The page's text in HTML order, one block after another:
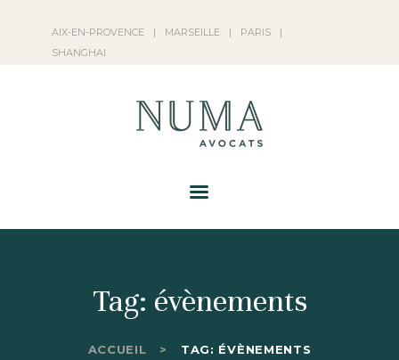
AIX-EN-PROVENCE | MARSEILLE | PARIS
|
SHANGHAI
Tag: évènements
ACCUEIL TAG: ÉVÈNEMENTS
NOS ACTIVITÉS
FRANÇAIS